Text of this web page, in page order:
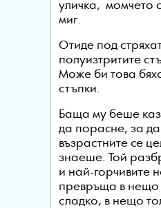
уличка, момчето
миг.
Отиде под
полуизтритите
Може би това
стъпки.
Баща му беше
да порасне, за
възрастните се
знаеше. Той
и най-горчивите
превръща в нещо
сладко, в нещо